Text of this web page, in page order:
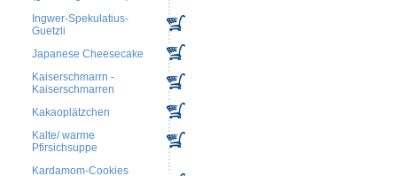
Ingwer-Spekulatius-
Guetzli
Japanese Cheesecake
Kaiserschmarrn -
Kaiserschmarren
Kakaoplätzchen
Kalte/ warme
Pfirsichsuppe
Kardamom-Cookies